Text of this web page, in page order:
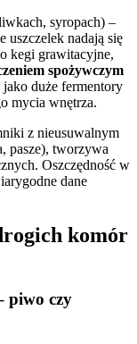
syropach) –
uszczelek nadają się
kegi grawitacyjne,
spożywczym
jako duże fermentory
mycia wnętrza.
z nieusuwalnym
pasze), tworzywa
Oszczędność w
dane
komór
piwo czy